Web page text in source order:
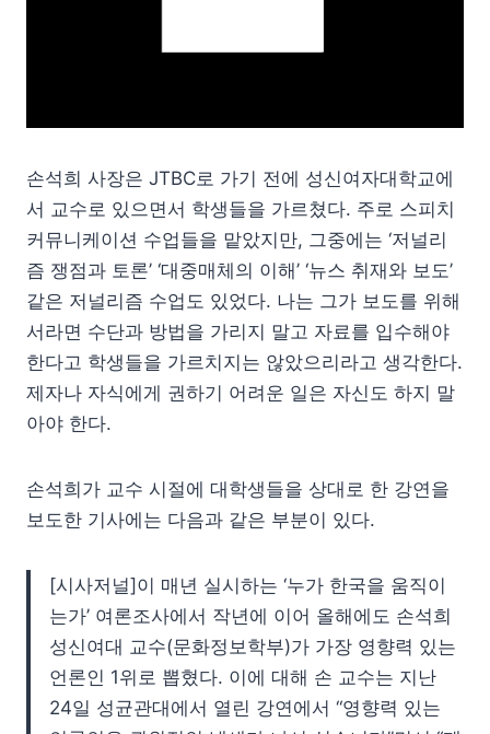
손석희 사장은 JTBC로 가기 전에 성신여자대학교에
서 교수로 있으면서 학생들을 가르쳤다. 주로 스피치
커뮤니케이션 수업들을 맡았지만, 그중에는 ‘저널리
즘 쟁점과 토론’ ‘대중매체의 이해’ ‘뉴스 취재와 보도’
같은 저널리즘 수업도 있었다. 나는 그가 보도를 위해
서라면 수단과 방법을 가리지 말고 자료를 입수해야
한다고 학생들을 가르치지는 않았으리라고 생각한다.
제자나 자식에게 권하기 어려운 일은 자신도 하지 말
아야 한다.
손석희가 교수 시절에 대학생들을 상대로 한 강연을
보도한 기사에는 다음과 같은 부분이 있다.
[시사저널]이 매년 실시하는 ‘누가 한국을 움직이
는가’ 여론조사에서 작년에 이어 올해에도 손석희
성신여대 교수(문화정보학부)가 가장 영향력 있는
언론인 1위로 뽑혔다. 이에 대해 손 교수는 지난
24일 성균관대에서 열린 강연에서 “영향력 있는